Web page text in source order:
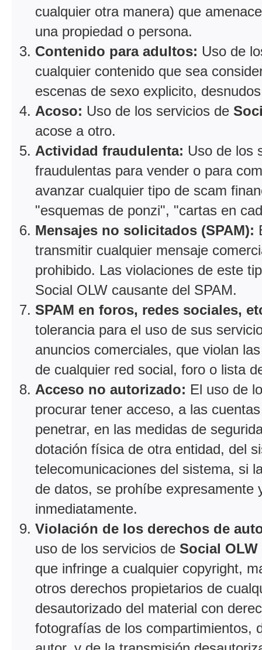
cualquier otra manera) que
una propiedad o persona.
Contenido para adultos: Uso de
cualquier contenido que sea
escenas de sexo explicito,
Acoso: Uso de los servicios de
acose a otro.
Actividad fraudulenta: Uso de los
fraudulentas para vender o para
avanzar cualquier tipo de scam
"esquemas de ponzi", "cartas en
Mensajes no solicitados (SPAM):
transmitir cualquier mensaje
prohibido. Las violaciones de este
Social OLW causante del SPAM.
SPAM en foros, redes sociales,
tolerancia para el uso de sus
anuncios comerciales, que violan
de cualquier red social, foro o lista
Acceso no autorizado: El uso de
procurar tener acceso, a las
penetrar, en las medidas de
dotación física de otra entidad, del
telecomunicaciones del sistema, si
de datos, se prohíbe expresamente
inmediatamente.
Violación de los derechos de
uso de los servicios de Social OLW
que infringe a cualquier copyright,
otros derechos propietarios de
desautorizado del material con
fotografías de los compartimientos,